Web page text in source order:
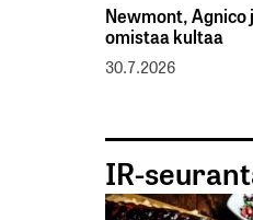
Newmont, Agnico
omistaa kultaa
30.7.2026
IR-